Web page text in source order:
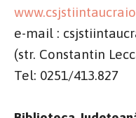
e-mail :
(str. Constantin
Tel: 0251/413.827